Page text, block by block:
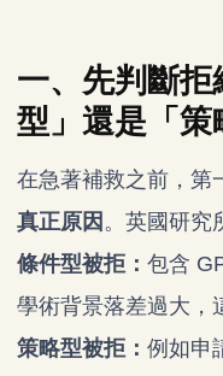
一、先判斷
型」還是「策
在急著補救之前，第
真正原因 。英國研究
條件型被拒： 包含
學術背景落差過大，
策略型被拒： 例如申